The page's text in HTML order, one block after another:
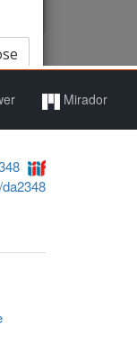
Mirador